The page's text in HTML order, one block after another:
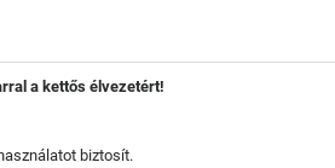
a kettős élvezetért!
biztosít.